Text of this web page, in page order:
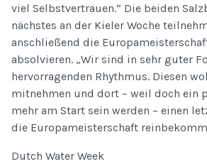
viel Selbstvertrauen.“ Die beiden
nächstes an der Kieler Woche
anschließend die
absolvieren. „Wir sind in sehr guter
hervorragenden Rhythmus. Diesen
mitnehmen und dort – weil doch ein
mehr am Start sein werden – einen
die Europameisterschaft
Dutch Water Week